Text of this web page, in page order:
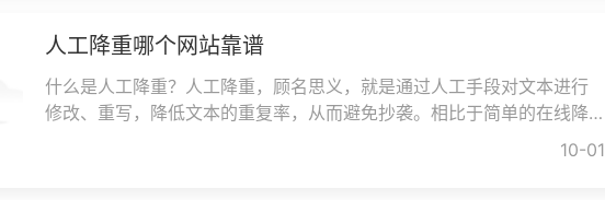
人工降重哪个网站靠谱
什么是人工降重？人工降重，顾名思义，就是通过人工手段对文本进行
修改、重写，降低文本的重复率，从而避免抄袭。相比于简单的在线降
10-01